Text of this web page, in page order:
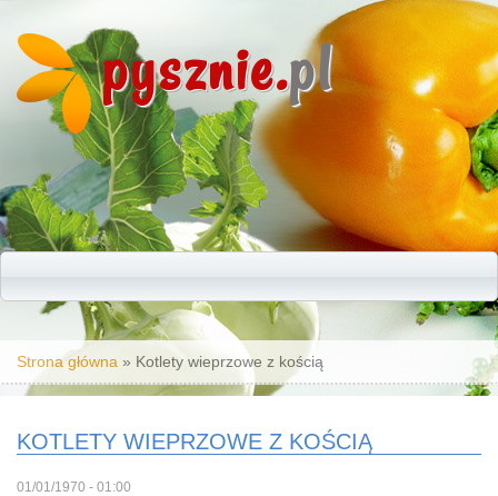
pysznie.pl
Jesteś tutaj
Strona główna » Kotlety wieprzowe z kością
KOTLETY WIEPRZOWE Z KOŚCIĄ
01/01/1970 - 01:00